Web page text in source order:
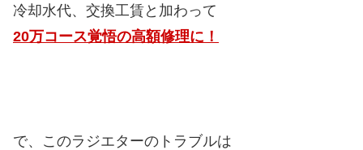
冷却水代、交換工賃と加わって
20万コース覚悟の高額修理に！
で、このラジエターのトラブルは